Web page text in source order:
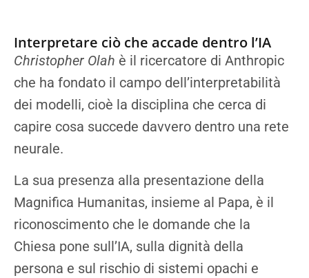
Interpretare ciò che accade dentro l’IA
Christopher Olah è il ricercatore di Anthropic
che ha fondato il campo dell’interpretabilità
dei modelli, cioè la disciplina che cerca di
capire cosa succede davvero dentro una rete
neurale.
La sua presenza alla presentazione della
Magnifica Humanitas, insieme al Papa, è il
riconoscimento che le domande che la
Chiesa pone sull’IA, sulla dignità della
persona e sul rischio di sistemi opachi e